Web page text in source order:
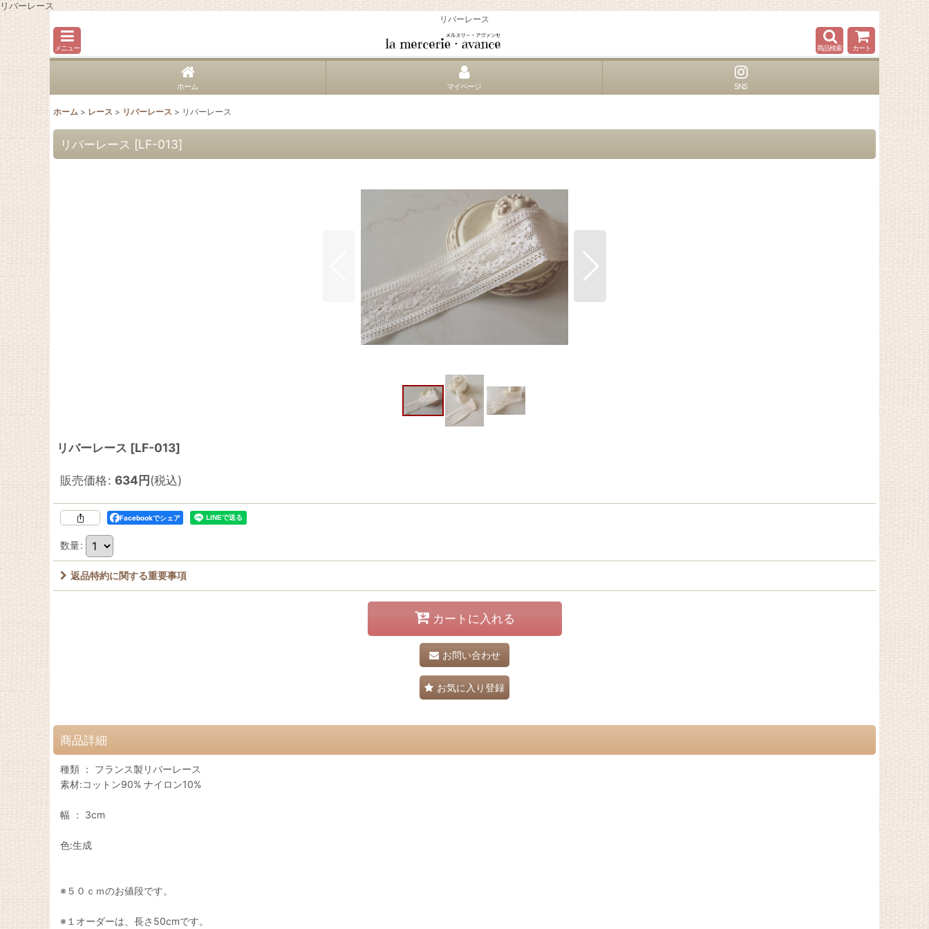
リバーレース
リバーレース
メニュー 商品検索 カート
ホーム マイページ SNS
ホーム > レース > リバーレース > リバーレース
リバーレース [LF-013]
リバーレース [LF-013]
販売価格: 634円(税込)
Facebookでシェア
数量:
返品特約に関する重要事項
カートに入れる
お問い合わせ
お気に入り登録
商品詳細
種類 ： フランス製リバーレース
素材:コットン90% ナイロン10%
幅 ： 3cm
色:生成
※５０ｃｍのお値段です。
※１オーダーは、長さ50cmです。